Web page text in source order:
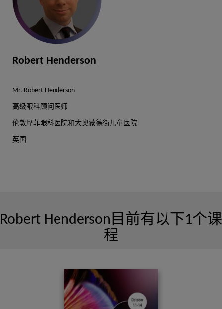
童昕
出版物：9
高天龙
出版物：7
Robert Henderson
Mr. Robert Henderson
高级眼科顾问医师
伦敦摩菲眼科医院和大奥蒙德街儿童医院
英国
Robert Henderson目前有以下1个课
程